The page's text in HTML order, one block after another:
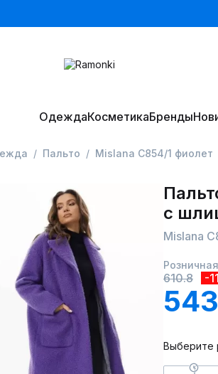
ОдеждаКосметикаБренды
Пальто Mislana С854/1 фиолет
с
Mislana
610.8 -
Выберите